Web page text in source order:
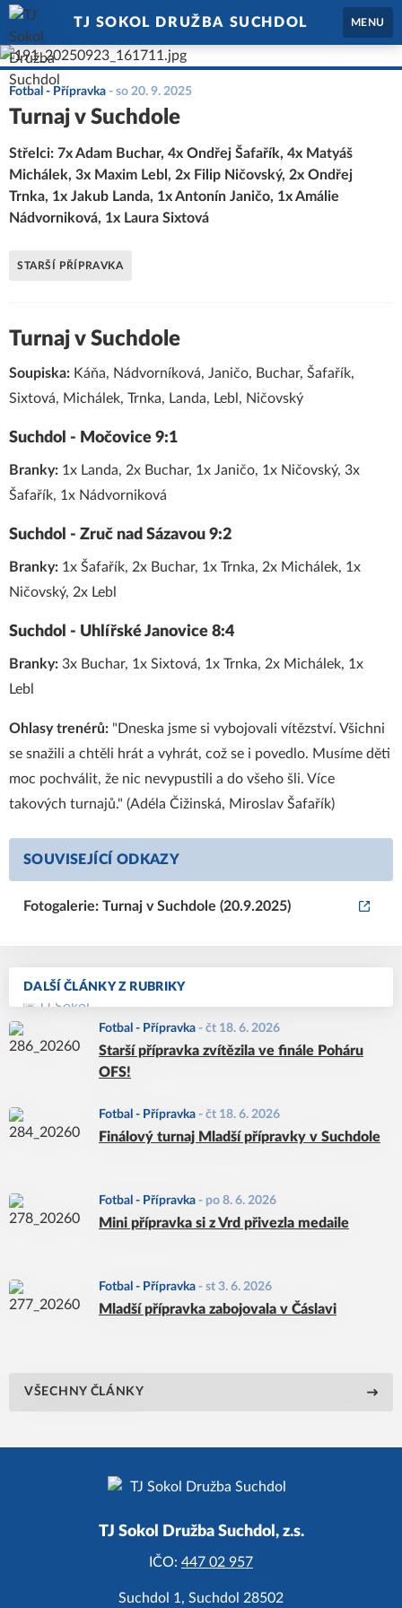
TJ SOKOL DRUŽBA SUCHDOL MENU
DALŠÍ ČLÁNKY Z RUBRIKY
Fotbal - Přípravka - čt 18. 6. 2026
Starší přípravka zvítězila ve finále Poháru
OFS!
Fotbal - Přípravka - čt 18. 6. 2026
Finálový turnaj Mladší přípravky v Suchdole
Fotbal - Přípravka - po 8. 6. 2026
Mini přípravka si z Vrd přivezla medaile
Fotbal - Přípravka - st 3. 6. 2026
Mladší přípravka zabojovala v Čáslavi
VŠECHNY ČLÁNKY
Fotbal - Přípravka - so 20. 9. 2025
Turnaj v Suchdole
Střelci: 7x Adam Buchar, 4x Ondřej Šafařík, 4x Matyáš
Michálek, 3x Maxim Lebl, 2x Filip Ničovský, 2x Ondřej
Trnka, 1x Jakub Landa, 1x Antonín Janičo, 1x Amálie
Nádvorniková, 1x Laura Sixtová
STARŠÍ PŘÍPRAVKA
Turnaj v Suchdole
Soupiska: Káňa, Nádvorníková, Janičo, Buchar, Šafařík,
Sixtová, Michálek, Trnka, Landa, Lebl, Ničovský
Suchdol - Močovice 9:1
Branky: 1x Landa, 2x Buchar, 1x Janičo, 1x Ničovský, 3x
Šafařík, 1x Nádvorniková
Suchdol - Zruč nad Sázavou 9:2
Branky: 1x Šafařík, 2x Buchar, 1x Trnka, 2x Michálek, 1x
Ničovský, 2x Lebl
Suchdol - Uhlířské Janovice 8:4
Branky: 3x Buchar, 1x Sixtová, 1x Trnka, 2x Michálek, 1x
Lebl
Ohlasy trenérů: "Dneska jsme si vybojovali vítězství. Všichni
se snažili a chtěli hrát a vyhrát, což se i povedlo. Musíme děti
moc pochválit, že nic nevypustili a do všeho šli. Více
takových turnajů." (Adéla Čižinská, Miroslav Šafařík)
SOUVISEJÍCÍ ODKAZY
Fotogalerie: Turnaj v Suchdole (20.9.2025)
TJ Sokol Družba Suchdol, z.s.
IČO: 447 02 957
Suchdol 1, Suchdol 28502